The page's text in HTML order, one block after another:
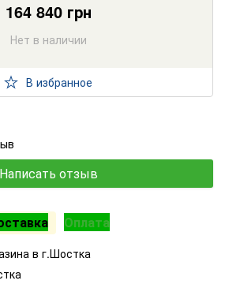
164 840грн
Нет в наличии
В избранное
Написать отзыв
Оплата
в г.Шостка